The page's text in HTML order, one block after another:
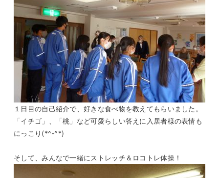
１日目の自己紹介で、好きな食べ物を教えてもらいました。
「イチゴ」、「桃」など可愛らしい答えに入居者様の表情も
にっこり(*^-^*)
そして、みんなで一緒にストレッチ＆ロコトレ体操！